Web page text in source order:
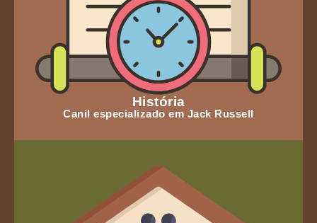
História
Canil especializado em Jack Russell